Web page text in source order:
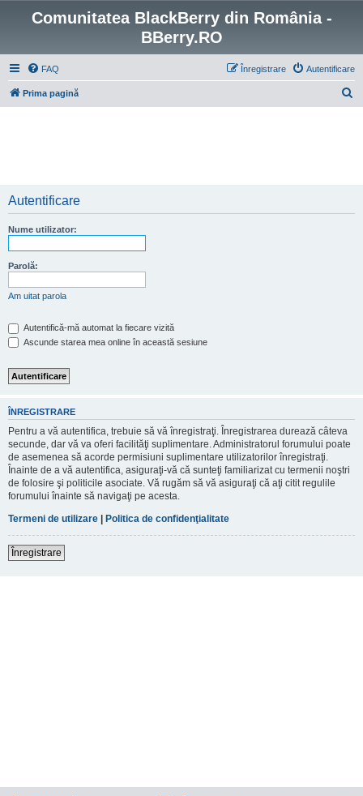
Comunitatea BlackBerry din România -
BBerry.RO
FAQ Autentificare
Înregistrare
Prima pagină
Autentificare
Nume utilizator:
Parolă:
Am uitat parola
Autentifică-mă automat la fiecare vizită
Ascunde starea mea online în această sesiune
ÎNREGISTRARE
Pentru a vă autentifica, trebuie să vă înregistraţi. Înregistrarea durează câteva
secunde, dar vă va oferi facilităţi suplimentare. Administratorul forumului poate
de asemenea să acorde permisiuni suplimentare utilizatorilor înregistraţi.
Înainte de a vă autentifica, asiguraţi-vă că sunteţi familiarizat cu termenii noştri
de folosire şi politicile asociate. Vă rugăm să vă asiguraţi că aţi citit regulile
forumului înainte să navigaţi pe acesta.
Termeni de utilizare | Politica de confidenţialitate
Înregistrare